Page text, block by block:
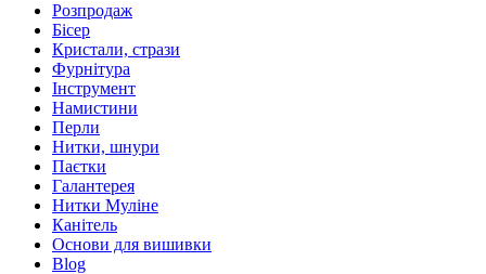
Розпродаж
Бісер
Кристали, стрази
Фурнітура
Інструмент
Намистини
Перли
Нитки, шнури
Паєтки
Галантерея
Нитки Муліне
Канітель
Основи для вишивки
Blog